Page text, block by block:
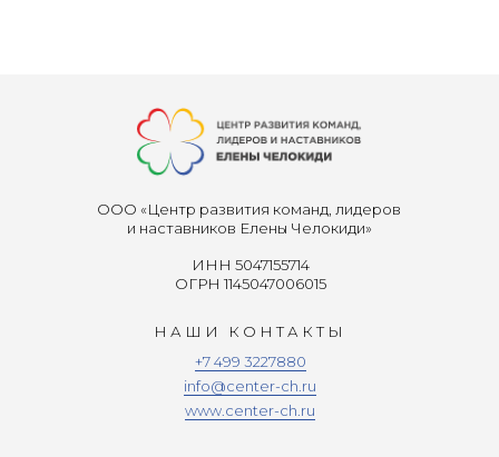
+7 499 3227880
info@center-ch.ru
www.center-ch.ru
НАШИ КОНТАКТЫ
ИНН 5047155714
ОГРН 1145047006015
ООО «Центр развития команд, лидеров
и наставников Елены Челокиди»